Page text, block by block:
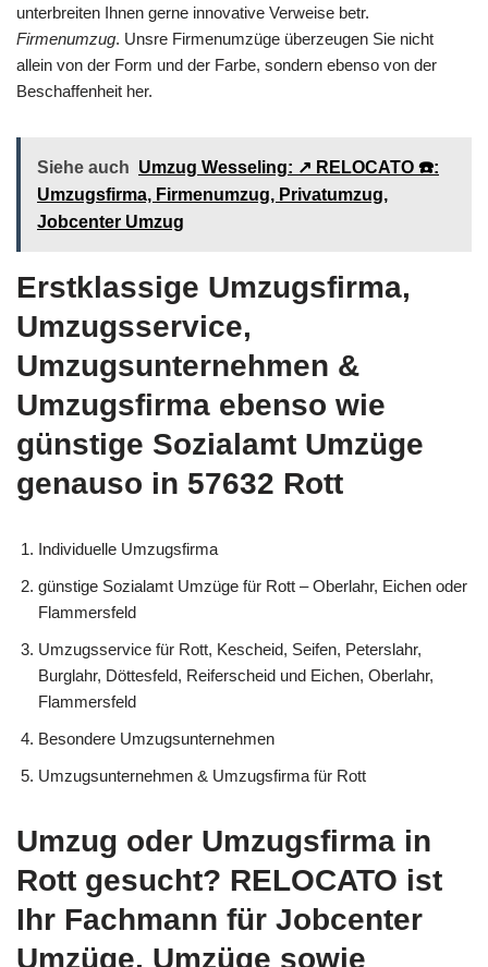
unterbreiten Ihnen gerne innovative Verweise betr.
Firmenumzug. Unsre Firmenumzüge überzeugen Sie nicht
allein von der Form und der Farbe, sondern ebenso von der
Beschaffenheit her.
Siehe auch Umzug Wesseling: ↗️ RELOCATO ☎️:
Umzugsfirma, Firmenumzug, Privatumzug,
Jobcenter Umzug
Erstklassige Umzugsfirma,
Umzugsservice,
Umzugsunternehmen &
Umzugsfirma ebenso wie
günstige Sozialamt Umzüge
genauso in 57632 Rott
Individuelle Umzugsfirma
günstige Sozialamt Umzüge für Rott – Oberlahr, Eichen oder
Flammersfeld
Umzugsservice für Rott, Kescheid, Seifen, Peterslahr,
Burglahr, Döttesfeld, Reiferscheid und Eichen, Oberlahr,
Flammersfeld
Besondere Umzugsunternehmen
Umzugsunternehmen & Umzugsfirma für Rott
Umzug oder Umzugsfirma in
Rott gesucht? RELOCATO ist
Ihr Fachmann für Jobcenter
Umzüge, Umzüge sowie